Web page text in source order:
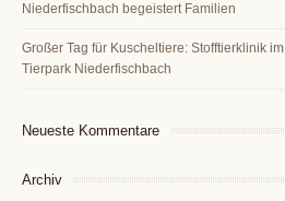
Niederfischbach begeistert Familien
Großer Tag für Kuscheltiere: Stofftierklinik im
Tierpark Niederfischbach
Neueste Kommentare
Archiv